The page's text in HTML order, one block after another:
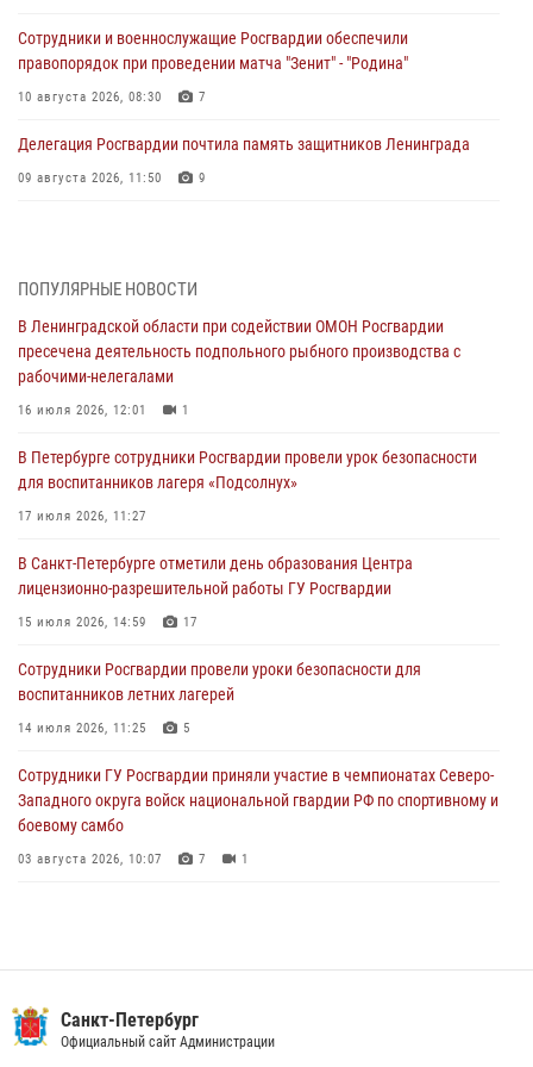
Сотрудники и военнослужащие Росгвардии обеспечили
правопорядок при проведении матча "Зенит" - "Родина"
10 августа 2026, 08:30 7
Делегация Росгвардии почтила память защитников Ленинграда
09 августа 2026, 11:50 9
09 августа 2026, 11:30 4
Сотрудники Росгвардии приняли участие в праздновании Дня
физкультурника
08 августа 2026, 17:21
патриотическом мероприятии "Крылатая пехота"
08 августа 2026, 11:31
вневедомственной охраны, погибших при исполнении служебного
долга
07 августа 2026, 18:55 11
В Санкт-Петербурге росгвардейцы пресекли попытку руферов
подняться на крышу одного из городских соборов
07 августа 2026, 12:04
ПОПУЛЯРНЫЕ НОВОСТИ
В Ленинградской области при содействии ОМОН Росгвардии
пресечена деятельность подпольного рыбного производства с
рабочими-нелегалами
16 июля 2026, 12:01 1
В Петербурге сотрудники Росгвардии провели урок безопасности
для воспитанников лагеря «Подсолнух»
17 июля 2026, 11:27
В Санкт-Петербурге отметили день образования Центра
лицензионно-разрешительной работы ГУ Росгвардии
15 июля 2026, 14:59 17
Сотрудники Росгвардии провели уроки безопасности для
воспитанников летних лагерей
14 июля 2026, 11:25 5
Сотрудники ГУ Росгвардии приняли участие в чемпионатах Северо-
Западного округа войск национальной гвардии РФ по спортивному и
боевому самбо
03 августа 2026, 10:07 7 1
В Красногвардейском районе росгвардейцы задержали хулигана,
угрожавшего мужчине пневматическим пистолетом
Санкт-Петербург
Официальный сайт Администрации